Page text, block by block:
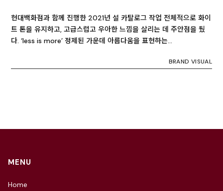
현대백화점과 함께 진행한 2021년 설 카탈로그 작업 전체적으로 화이
트 톤을 유지하고, 고급스럽고 우아한 느낌을 살리는 데 주안점을 뒀
다. ‘less is more’ 정제된 가운데 아름다움을 표현하는…
BRAND VISUAL
MENU
Home